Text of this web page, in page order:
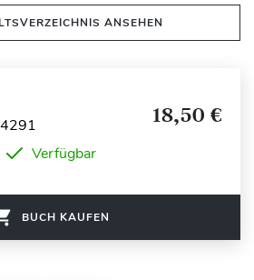
ANSEHEN
18,50 €
Verfügbar
BUCH KAUFEN